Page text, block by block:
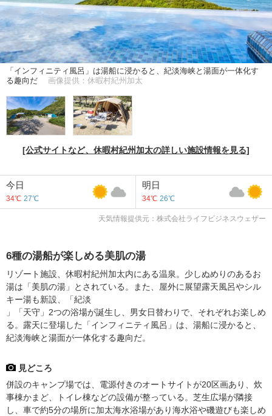
「インフィニティ風呂」は湯船に浸かると、紀淡海峡と湯面が一体化す
る趣向だ
画像提供：休暇村紀州加太
[公式サイトなど、休暇村紀州加太の詳しい施設情報を見る]
今日
34℃ 27℃
明日
34℃ 26℃
天気情報提供元：株式会社ライフビジネスウェザー
6種の湯船が楽しめる美肌の湯
リゾート施設、休暇村紀州加太内にある温泉。少しぬめりのあるお
湯は「美肌の湯」とされている。また、屋外に展望露天風呂やシル
キー湯も新設、「紀淡
」「天守」2つの浴場が誕生し、男女日替わりで、それぞれお楽しめ
る。露天に登場した「インフィニティ風呂」は、湯船に浸かると、
紀淡海峡と湯面が一体化する趣向だ。
見どころ
併設のキャンプ場では、電源付きのオートサイトが20区画あり、炊
事棟かまど、トイレ棟などの設備が整っている。芝生広場が隣接
し、車で約5分の場所に加太海水浴場があり海水浴や磯遊びも楽しめ